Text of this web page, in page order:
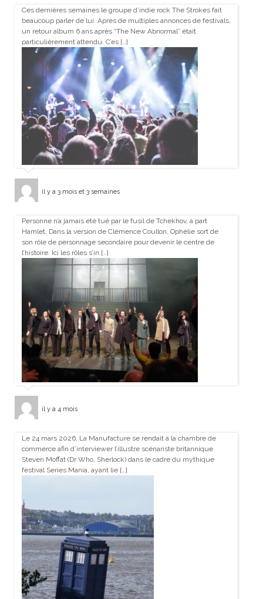
Ces dernières semaines le groupe d’indie rock The Strokes fait
beaucoup parler de lui. Après de multiples annonces de festivals,
un retour album 6 ans après “The New Abnormal” était
particulièrement attendu. C’es […]
il y a 3 mois et 3 semaines
Personne n’a jamais été tué par le fusil de Tchekhov, à part
Hamlet. Dans la version de Clémence Coullon, Ophélie sort de
son rôle de personnage secondaire pour devenir le centre de
l’histoire. Ici les rôles s’in […]
il y a 4 mois
Le 24 mars 2026, La Manufacture se rendait à la chambre de
commerce afin d’interviewer l’illustre scénariste britannique
Steven Moffat (Dr Who, Sherlock) dans le cadre du mythique
festival Series Mania, ayant lie […]